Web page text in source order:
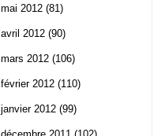
mai 2012 (81)
avril 2012 (90)
mars 2012 (106)
février 2012 (110)
janvier 2012 (99)